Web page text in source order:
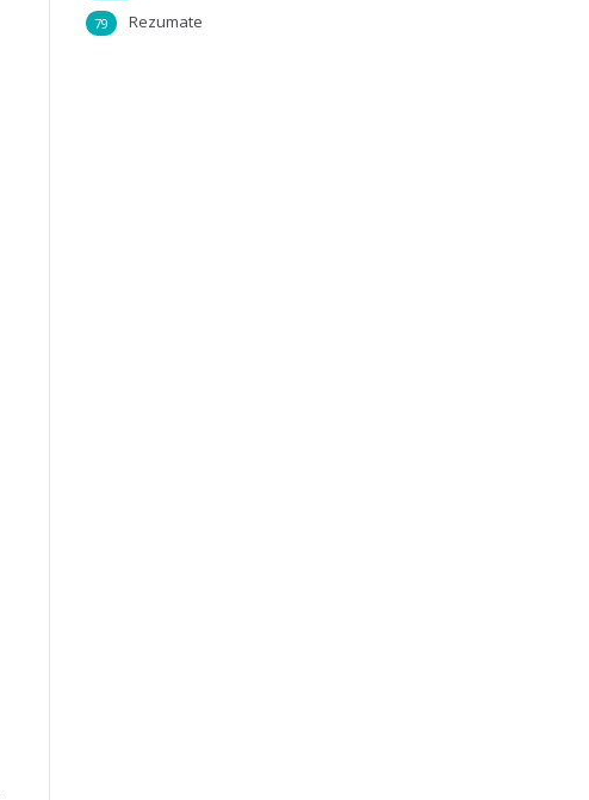
Rezumate
79